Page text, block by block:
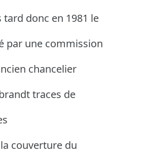
tard donc en 1981 le
par une commission
chancelier
traces de
couverture du